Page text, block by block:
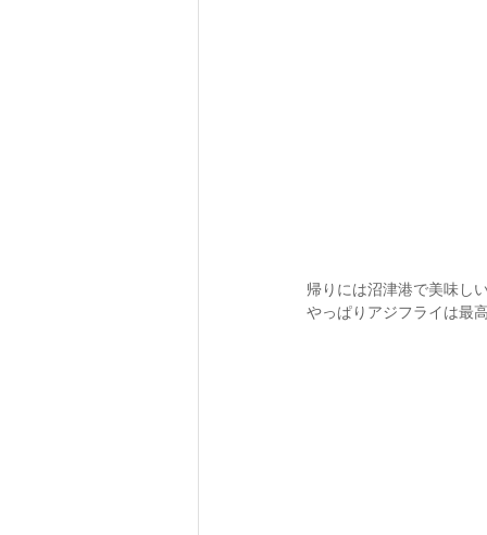
帰りには沼津港で美味し
やっぱりアジフライは最高